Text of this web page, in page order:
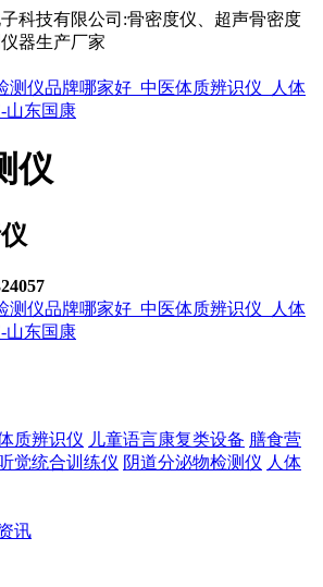
科技有限公司:骨密度仪、超声骨密度
器生产厂家
仪
质辨识仪 儿童语言康复类设备 膳食营
觉统合训练仪 阴道分泌物检测仪 人体
讯